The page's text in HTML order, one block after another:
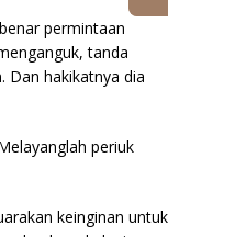
permintaan
tanda
Dan hakikatnya dia
periuk
keinginan untuk